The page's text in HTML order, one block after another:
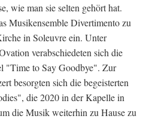
wie man sie selten gehört hat.
Musikensemble Divertimento zu
in Soleuvre ein. Unter
verabschiedeten sich die
"Time to Say Goodbye". Zur
besorgten sich die begeisterten
die 2020 in der Kapelle in
die Musik weiterhin zu Hause zu